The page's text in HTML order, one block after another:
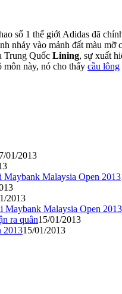
số 1 thế giới Adidas đã
nhảy vào mảnh đất màu mỡ
Trung Quốc Lining, sự xuất
này, nó cho thấy cầu lông
01/2013
Malaysia Open 2013
2013
Maybank Malaysia Open 2013
ra quân15/01/2013
201315/01/2013